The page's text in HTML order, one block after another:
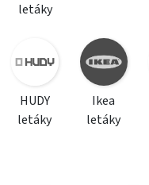
letáky
HUDY
letáky
Ikea
letáky